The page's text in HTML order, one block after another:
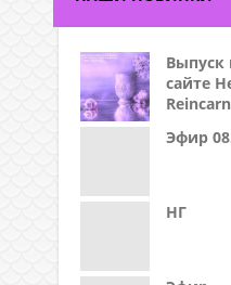
Выпуск
сайте
Эфир
НГ